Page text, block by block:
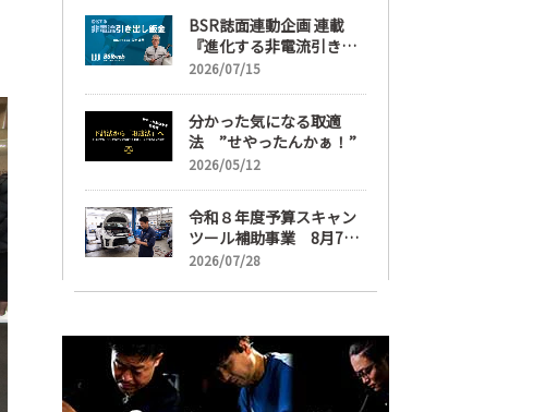
ーティングも重要に
BSR誌面連動企画 連載
『進化する非電流引き出
し鈑金』【目次】
2026/07/15
分かった気になる取適
法 ”せやったんかぁ！”
2026/05/12
令和８年度予算スキャン
ツール補助事業 8月7日
受け付け開始
2026/07/28